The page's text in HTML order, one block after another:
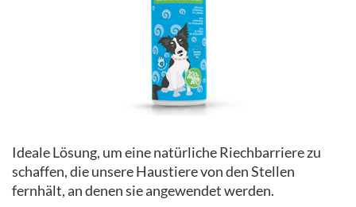
Ideale Lösung, um eine natürliche Riechbarriere zu
schaffen, die unsere Haustiere von den Stellen
fernhält, an denen sie angewendet werden.